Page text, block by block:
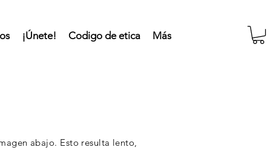
¡Únete! Codigo de etica Más
abajo. Esto resulta lento,